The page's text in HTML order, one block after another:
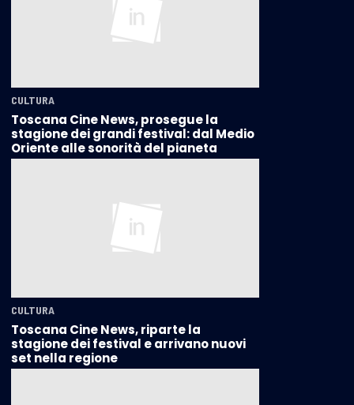
CULTURA
Toscana Cine News, prosegue la
stagione dei grandi festival: dal Medio
Oriente alle sonorità del pianeta
CULTURA
Toscana Cine News, riparte la
stagione dei festival e arrivano nuovi
set nella regione